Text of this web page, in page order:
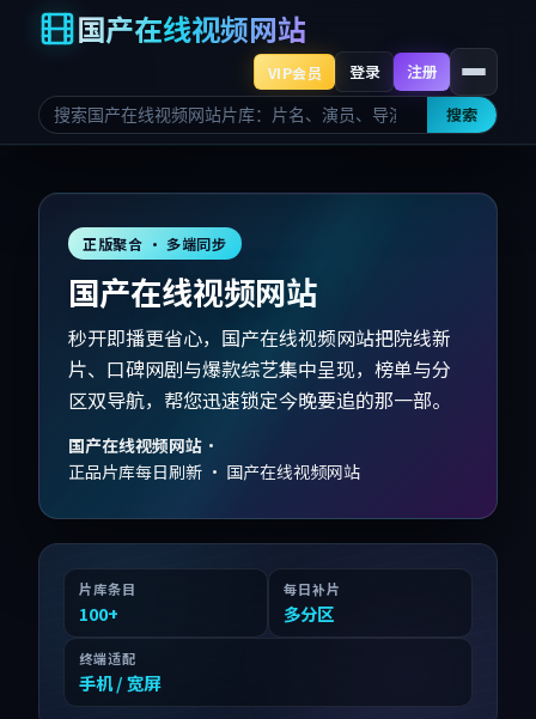
国产在线视频网站
搜索
VIP会员 登录 注册
正版聚合 · 多端同步
国产在线视频网站
秒开即播更省心，国产在线视频网站把院线新
片、口碑网剧与爆款综艺集中呈现，榜单与分
区双导航，帮您迅速锁定今晚要追的那一部。
国产在线视频网站 ·
正品片库每日刷新 · 国产在线视频网站
片库条目
100+
每日补片
多分区
终端适配
手机 / 宽屏